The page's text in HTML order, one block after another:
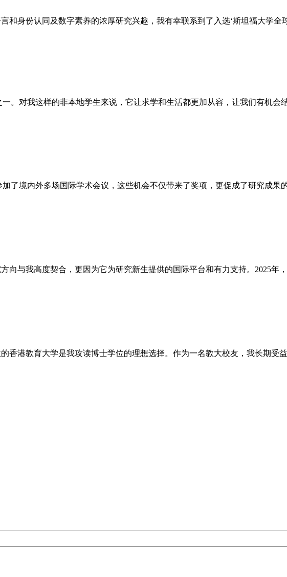
和身份认同及数字素养的浓厚研究兴趣，我有幸联系到了入选‘斯坦福大学全
。对我这样的非本地学生来说，它让求学和生活都更加从容，让我们有机会
了境内外多场国际学术会议，这些机会不仅带来了奖项，更促成了研究成果
向与我高度契合，更因为它为研究新生提供的国际平台和有力支持。2025年
香港教育大学是我攻读博士学位的理想选择。作为一名教大校友，我长期受